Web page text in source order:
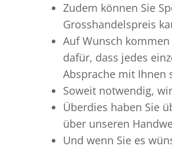
Zudem können Sie
Grosshandelspreis
Auf Wunsch
dafür, dass jedes
Absprache mit Ihnen
Soweit notwendig,
Überdies haben Sie
über unseren
Und wenn Sie es